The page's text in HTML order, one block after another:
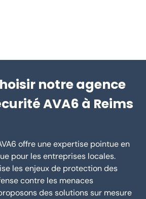
notre agence
AVA6 à Reims
offre une expertise pointue en
pour les entreprises locales.
les enjeux de protection des
contre les menaces
des solutions sur mesure